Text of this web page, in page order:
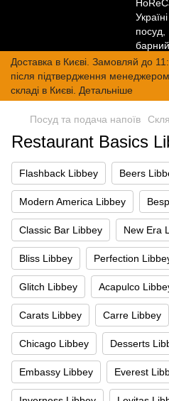
Доставка в Києві. Замовляй до
після підтвердження
складі в Києві. Детальніше
Посуд та подача напоїв
Restaurant Basics
Flashback Libbey Beers
Modern America Libbey
Classic Bar Libbey New Era
Bliss Libbey Perfection
Glitch Libbey Acapulco
Carats Libbey Carre Libbey
Chicago Libbey Desserts
Embassy Libbey Everest